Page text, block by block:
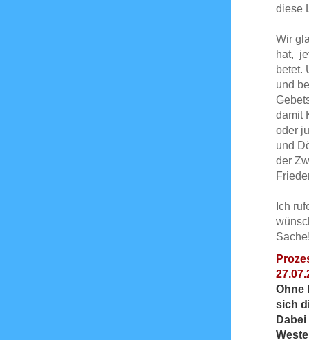
diese
Wir
hat,
betet.
und
damit
oder
und
der
Ich
Ohne
sich